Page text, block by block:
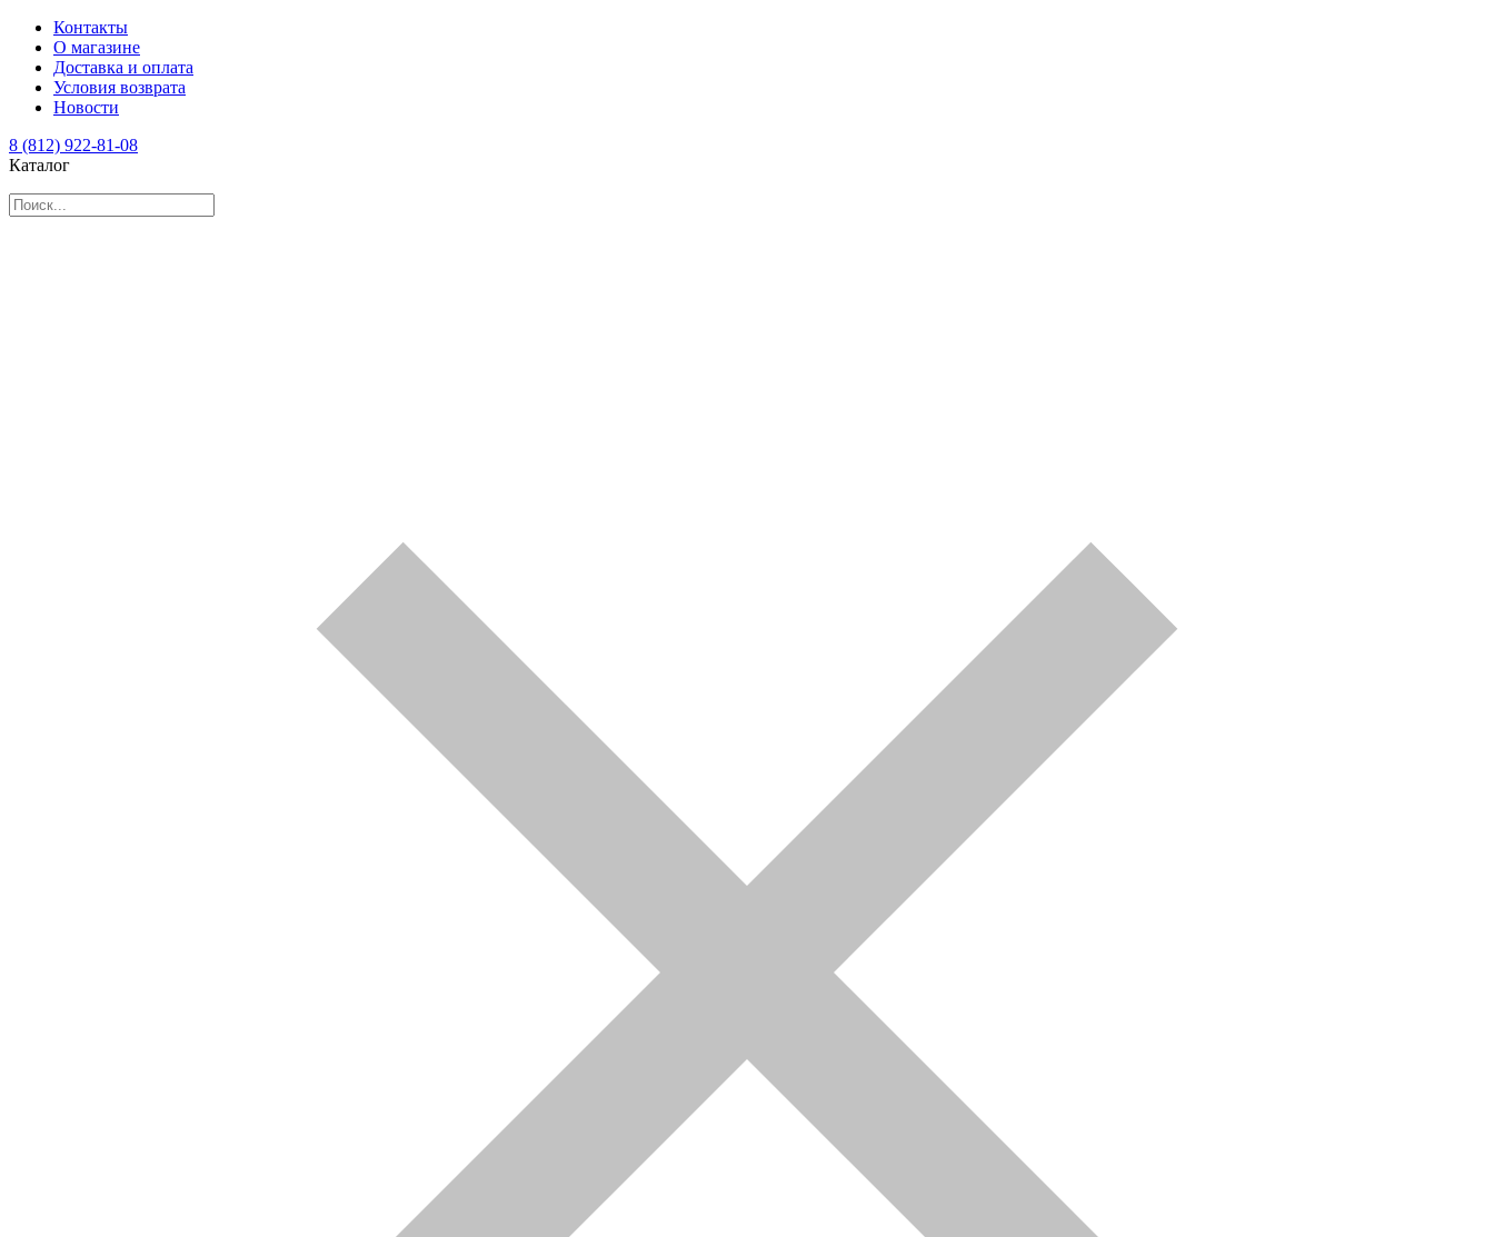
Контакты
О магазине
Доставка и оплата
Условия возврата
Новости
8 (812) 922-81-08
Каталог